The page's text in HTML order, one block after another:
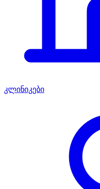
კლინიკები